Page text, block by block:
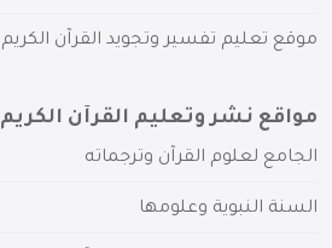
موقع تعليم تفسير وتجويد القرآن الكريم
مواقع نشر وتعليم القرآن الكريم
الجامع لعلوم القرآن وترجماته
السنة النبوية وعلومها